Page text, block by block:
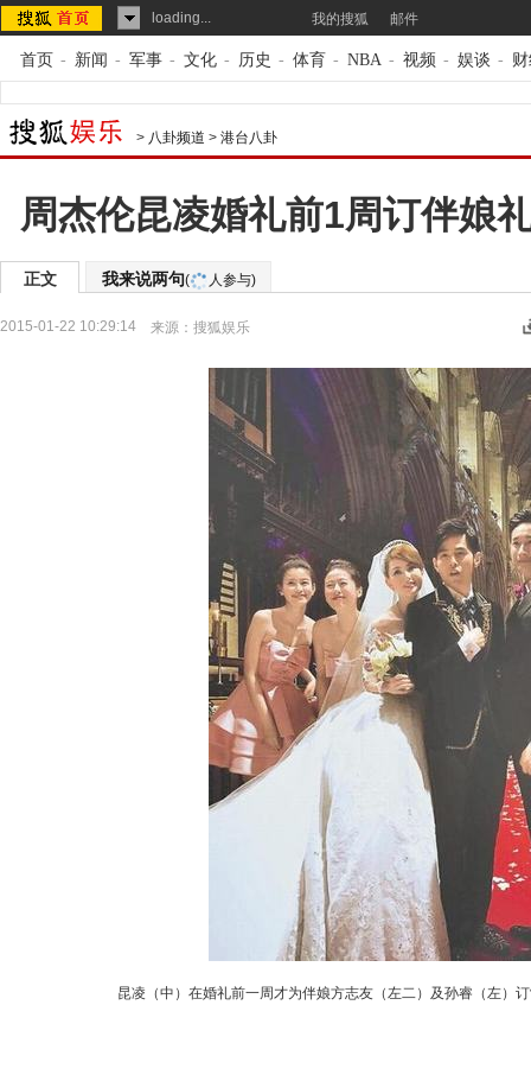
loading... 我的搜狐 邮件
首页 - 新闻 - 军事 - 文化 - 历史 - 体育 - NBA - 视频 - 娱谈 -
> 八卦频道 > 港台八卦
周杰伦昆凌婚礼前1周订伴娘
正文 我来说两句( 人参与)
2015-01-22 10:29:14 来源： 搜狐娱乐
昆凌（中）在婚礼前一周才为伴娘方志友（左二）及孙睿（左）